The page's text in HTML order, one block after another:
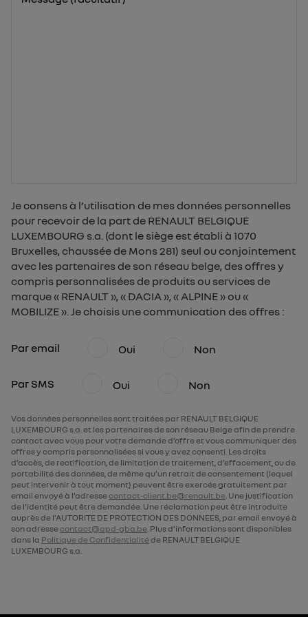
Je consens à l’utilisation de mes données personnelles
pour recevoir de la part de RENAULT BELGIQUE
LUXEMBOURG s.a. (dont le siège est établi à 1070
Bruxelles, chaussée de Mons 281) seul ou conjointement
avec les partenaires de son réseau belge, des offres y
compris personnalisées de produits ou services de
marque « RENAULT », « DACIA », « ALPINE » ou «
MOBILIZE ». Je choisis une communication des offres :
Par email Oui Non
Par SMS Oui Non
Vos données personnelles sont traitées par RENAULT BELGIQUE
LUXEMBOURG s.a. et les partenaires de son réseau Belge afin de prendre
contact avec vous pour votre demande d’offre et vous communiquer des
offres y compris personnalisées si vous y avez consenti. Les droits
d’accès, de rectification, de limitation de traitement, d’effacement, ou de
portabilité des données, de même qu’un retrait de consentement (lequel
peut intervenir à tout moment) peuvent être exercés gratuitement par
email envoyé à l’adresse contact-client.be@renault.be. Une justification
de l’identité peut être demandée. Une réclamation peut être introduite
auprès de l’AUTORITE DE PROTECTION DES DONNEES, par email envoyé à
son adresse contact@apd-gba.be. Plus d’informations sont disponibles
dans la Politique de Confidentialitéde RENAULT BELGIQUE
LUXEMBOURG s.a.